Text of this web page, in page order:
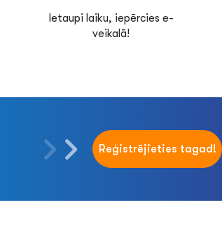
Ietaupi laiku, iepērcies e-
veikalā!
Reģistrējieties tagad!